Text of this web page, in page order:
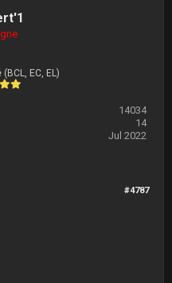
EC, EL)
14034
14
Jul 2022
#4787